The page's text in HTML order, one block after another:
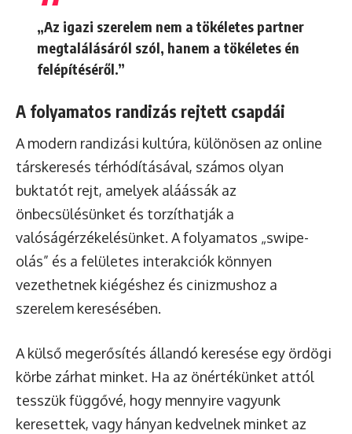
„Az igazi szerelem nem a tökéletes partner
megtalálásáról szól, hanem a tökéletes én
felépítéséről.”
A folyamatos randizás rejtett csapdái
A modern randizási kultúra, különösen az online
társkeresés térhódításával, számos olyan
buktatót rejt, amelyek aláássák az
önbecsülésünket és torzíthatják a
valóságérzékelésünket. A folyamatos „swipe-
olás” és a felületes interakciók könnyen
vezethetnek kiégéshez és cinizmushoz a
szerelem keresésében.
A külső megerősítés állandó keresése egy ördögi
körbe zárhat minket. Ha az önértékünket attól
tesszük függővé, hogy mennyire vagyunk
keresettek, vagy hányan kedvelnek minket az